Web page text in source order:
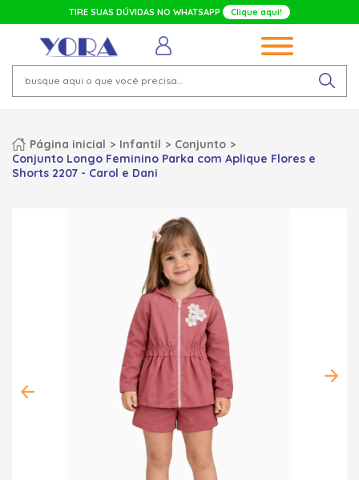
TIRE SUAS DÚVIDAS NO WHATSAPP Clique aqui!
Página inicial Infantil
Conjunto
Conjunto Longo Feminino Parka com Aplique Flores e
Shorts 2207 - Carol e Dani